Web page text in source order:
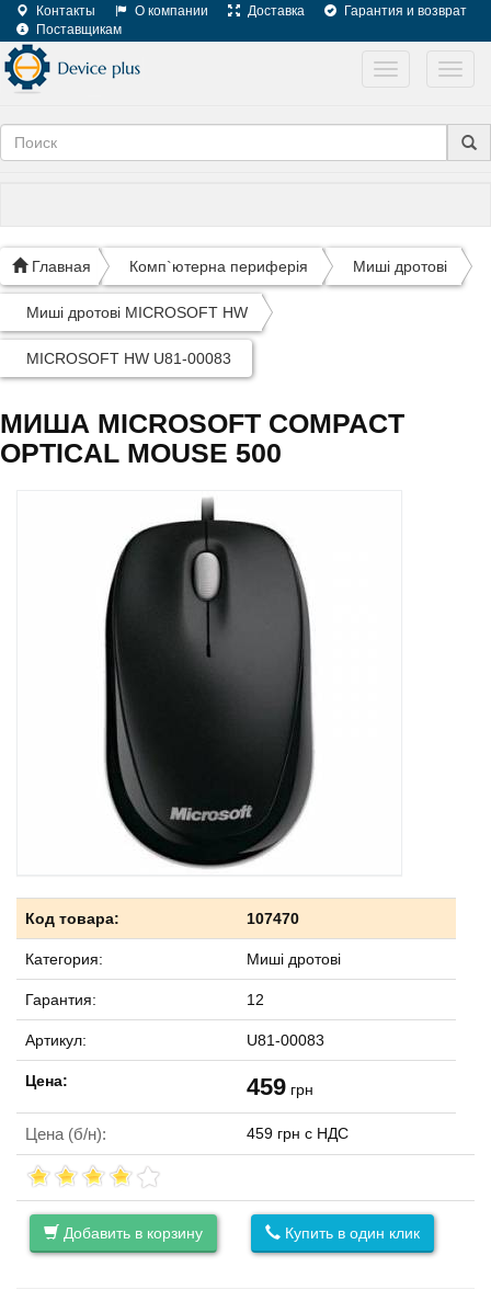
Контакты О компании Доставка
Гарантия и возврат
Поставщикам
Toggle
Главная Комп`ютерна периферія Миші дротові
Миші дротові MICROSOFT HW
MICROSOFT HW U81-00083
МИША MICROSOFT COMPACT
OPTICAL MOUSE 500
Код товара: 107470
Категория: Миші дротові
Гарантия: 12
Артикул: U81-00083
Цена: 459 грн
Цена (б/н): 459 грн с НДС
Добавить в корзину Купить в один клик